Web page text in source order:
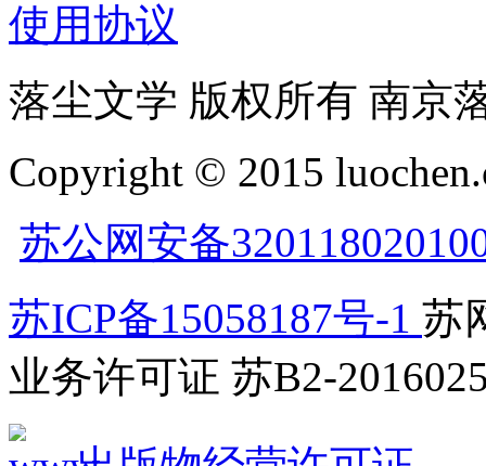
使用协议
落尘文学 版权所有 南京
Copyright © 2015
苏公网安备
苏ICP备15058187号-1 苏
业务许可证 苏B2-